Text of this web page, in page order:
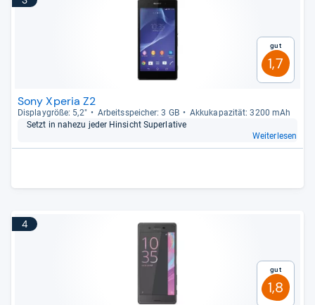
Gut
1,7
Sony Xperia Z2
Dis­play­größe: 5,2" Arbeitsspei­cher: 3 GB
Akku­ka­pa­zi­tät: 3200 mAh
Setzt in nahezu jeder Hin­sicht Super­la­tive
Weiterlesen
4
Gut
1,8